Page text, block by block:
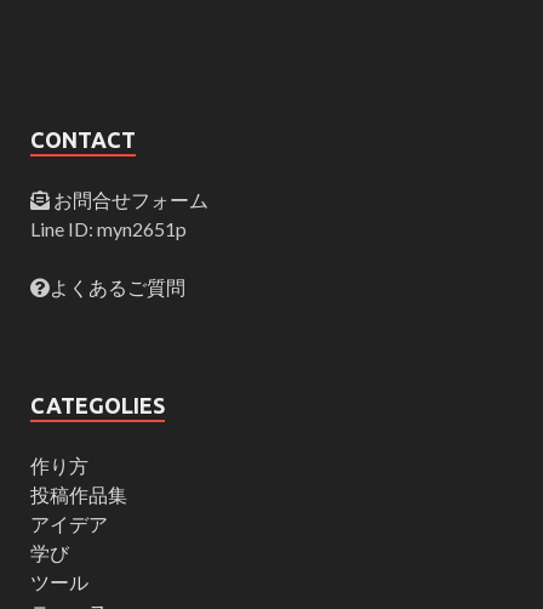
CONTACT
お問合せフォーム
Line ID: myn2651p
よくあるご質問
CATEGOLIES
作り方
投稿作品集
アイデア
学び
ツール